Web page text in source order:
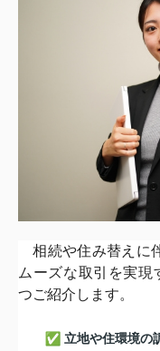
相続や住み替えに
ムーズな取引を実
つご紹介します。
立地や住環境の